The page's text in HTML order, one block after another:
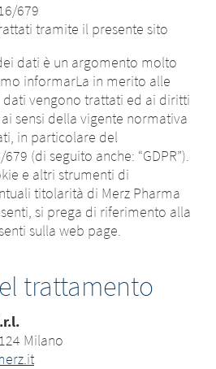
679
tramite il presente sito
dati è un argomento molto
informarLa in merito alle
vengono trattati ed ai diritti
sensi della vigente normativa
in particolare del
(di seguito anche: “GDPR”).
e altri strumenti di
titolarità di Merz Pharma
si prega di riferimento alla
sulla web page.
trattamento
Milano